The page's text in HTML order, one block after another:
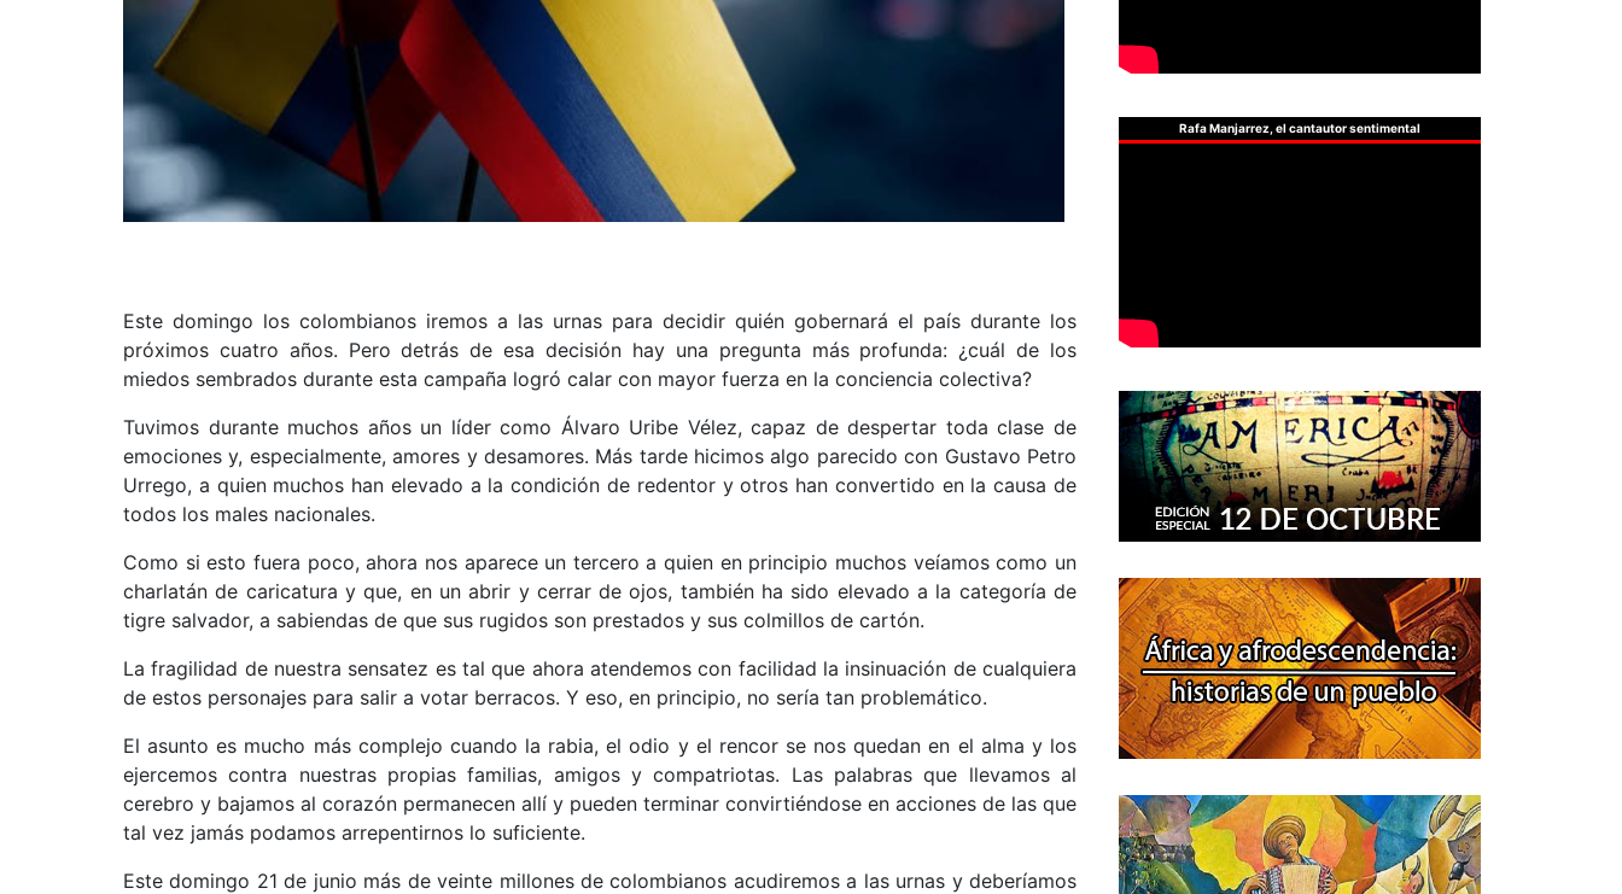
Este domingo los colombianos iremos a las urnas para decidir quién gobernará el país durante los
próximos cuatro años. Pero detrás de esa decisión hay una pregunta más profunda: ¿cuál de los
miedos sembrados durante esta campaña logró calar con mayor fuerza en la conciencia colectiva?
Tuvimos durante muchos años un líder como Álvaro Uribe Vélez, capaz de despertar toda clase de
emociones y, especialmente, amores y desamores. Más tarde hicimos algo parecido con Gustavo Petro
Urrego, a quien muchos han elevado a la condición de redentor y otros han convertido en la causa de
todos los males nacionales.
Como si esto fuera poco, ahora nos aparece un tercero a quien en principio muchos veíamos como un
charlatán de caricatura y que, en un abrir y cerrar de ojos, también ha sido elevado a la categoría de
tigre salvador, a sabiendas de que sus rugidos son prestados y sus colmillos de cartón.
La fragilidad de nuestra sensatez es tal que ahora atendemos con facilidad la insinuación de cualquiera
de estos personajes para salir a votar berracos. Y eso, en principio, no sería tan problemático.
El asunto es mucho más complejo cuando la rabia, el odio y el rencor se nos quedan en el alma y los
ejercemos contra nuestras propias familias, amigos y compatriotas. Las palabras que llevamos al
cerebro y bajamos al corazón permanecen allí y pueden terminar convirtiéndose en acciones de las que
tal vez jamás podamos arrepentirnos lo suficiente.
Este domingo 21 de junio más de veinte millones de colombianos acudiremos a las urnas y deberíamos
Rafa Manjarrez, el cantautor sentimental